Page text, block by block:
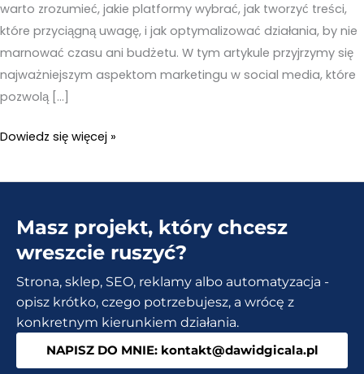
warto zrozumieć, jakie platformy wybrać, jak tworzyć treści,
które przyciągną uwagę, i jak optymalizować działania, by nie
marnować czasu ani budżetu. W tym artykule przyjrzymy się
najważniejszym aspektom marketingu w social media, które
pozwolą […]
Marketing
Social
zwrócić
uwagę?
Jak
pozyskać
Dowiedz się więcej »
Masz projekt, który chcesz
wreszcie ruszyć?
Strona, sklep, SEO, reklamy albo automatyzacja -
opisz krótko, czego potrzebujesz, a wrócę z
konkretnym kierunkiem działania.
NAPISZ DO MNIE: kontakt@dawidgicala.pl